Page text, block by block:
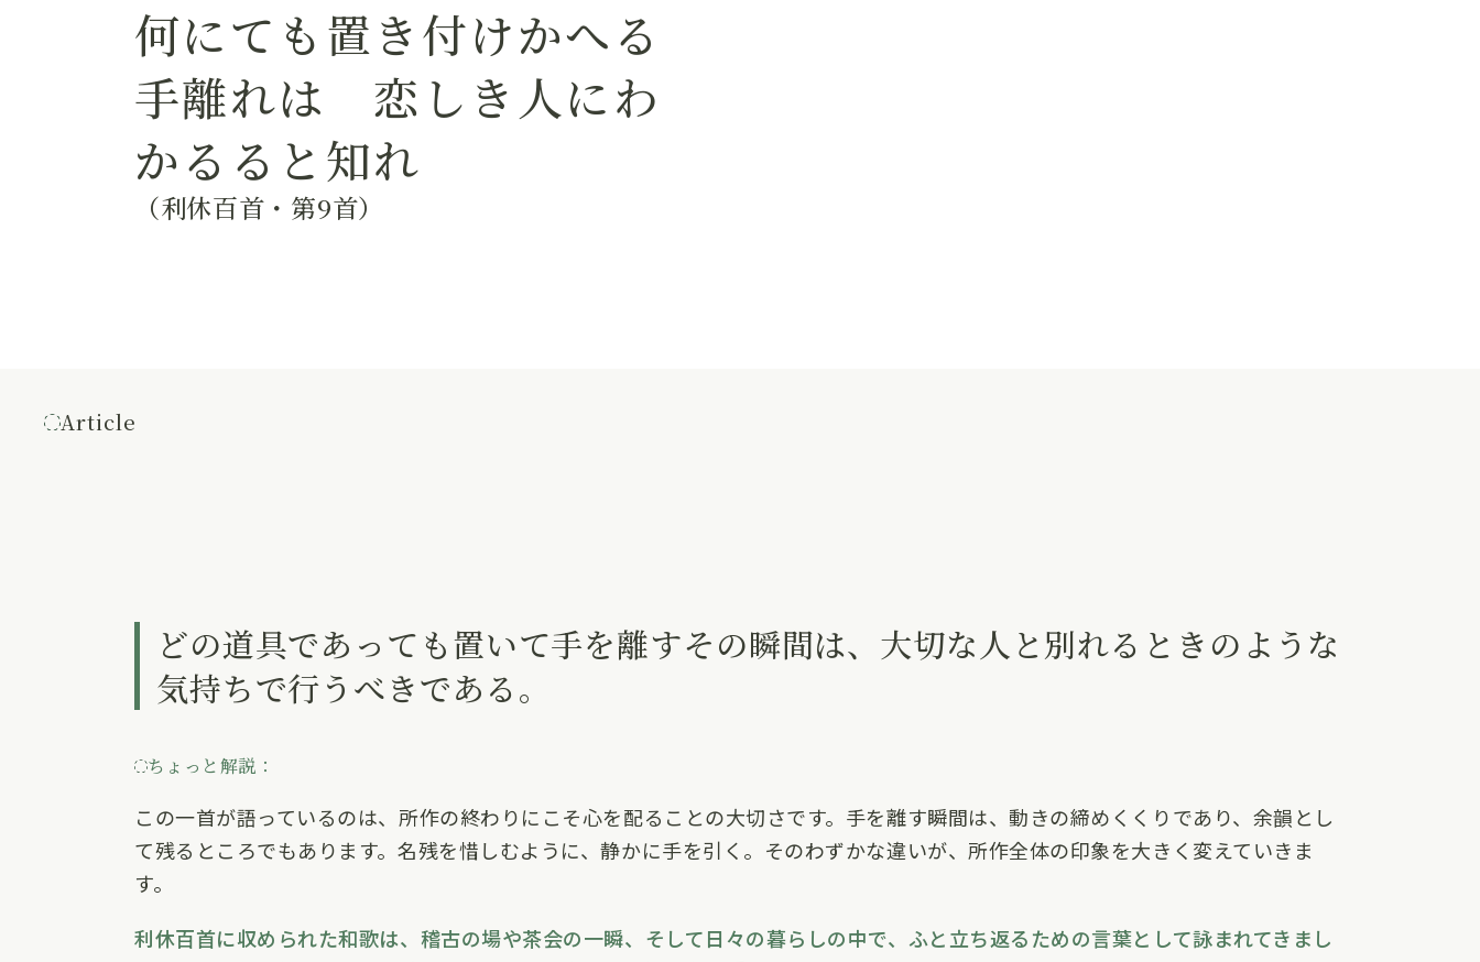
何にても置き付けかへる
手離れは 恋しき人にわ
かるると知れ
（利休百首・第9首）
Article
どの道具であっても置いて手を離すその瞬間は、大切な人と別れるときのような
気持ちで行うべきである。
ちょっと解説：
この一首が語っているのは、所作の終わりにこそ心を配ることの大切さです。手を離す瞬間は、動きの締めくくりであり、余韻とし
て残るところでもあります。名残を惜しむように、静かに手を引く。そのわずかな違いが、所作全体の印象を大きく変えていきま
す。
利休百首に収められた和歌は、稽古の場や茶会の一瞬、そして日々の暮らしの中で、ふと立ち返るための言葉として詠まれてきまし